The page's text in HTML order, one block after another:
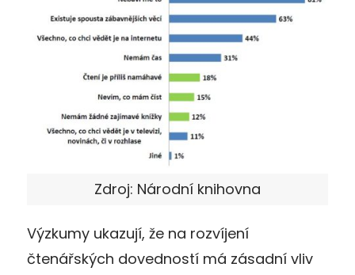
Zdroj: Národní knihovna
Výzkumy ukazují, že na rozvíjení
čtenářských dovedností má zásadní vliv